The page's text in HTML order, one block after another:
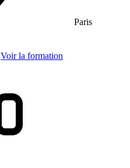
Paris
Voir la formation